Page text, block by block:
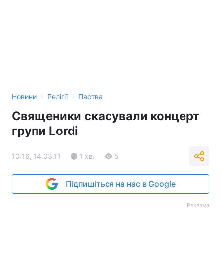
Новини › Релігії › Паства
Священики скасували концерт
групи Lordi
10:16, 14.03.11 1 хв. 5
Підпишіться на нас в Google
Реклама